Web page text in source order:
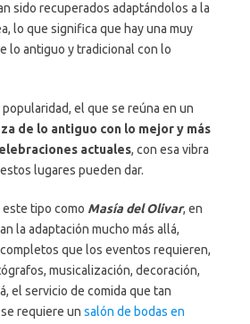
sido recuperados adaptándolos a la
lo que significa que hay una muy
lo antiguo y tradicional con lo
el que se reúna en un
de lo antiguo con lo mejor y más
actuales, con esa vibra
lugares pueden dar.
este tipo como Masía del Olivar, en
la adaptación mucho más allá,
que los eventos requieren,
musicalización, decoración,
el servicio de comida que tan
requiere un salón de bodas en